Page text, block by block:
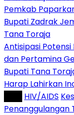
Pemkab
Bupati Zadrak
Tana Toraja
Antisipasi
dan Pertamina
Bupati Tana
Harap Lahirkan
HIV/AIDS
Penanggulangan